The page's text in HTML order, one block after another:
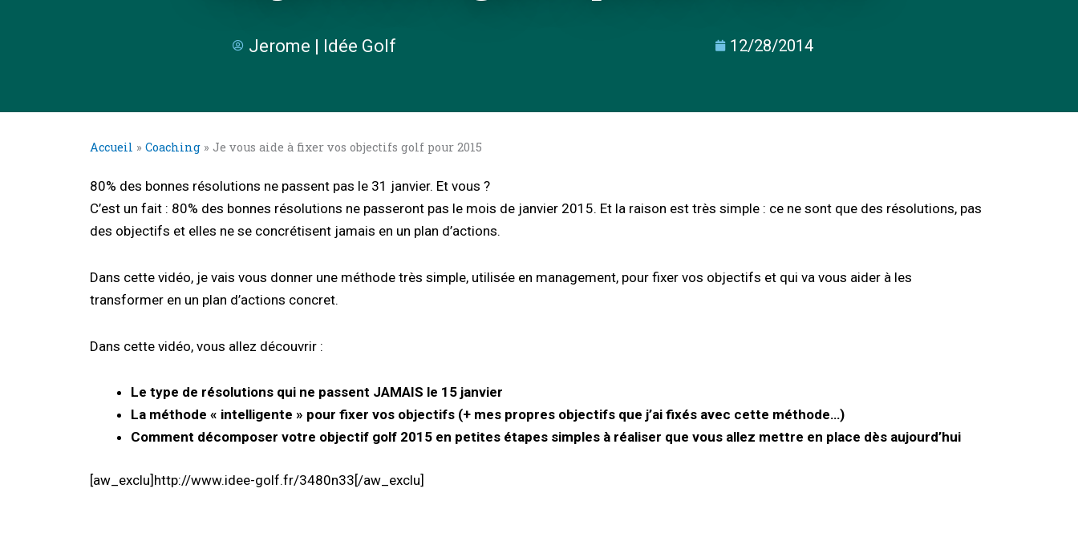
Jerome | Idée Golf 12/28/2014
Accueil » Coaching » Je vous aide à fixer vos objectifs golf pour 2015
80% des bonnes résolutions ne passent pas le 31 janvier. Et vous ?
C’est un fait : 80% des bonnes résolutions ne passeront pas le mois de janvier 2015. Et la raison est très simple : ce ne sont que des résolutions, pas
des objectifs et elles ne se concrétisent jamais en un plan d’actions.
Dans cette vidéo, je vais vous donner une méthode très simple, utilisée en management, pour fixer vos objectifs et qui va vous aider à les
transformer en un plan d’actions concret.
Dans cette vidéo, vous allez découvrir :
Le type de résolutions qui ne passent JAMAIS le 15 janvier
La méthode « intelligente » pour fixer vos objectifs (+ mes propres objectifs que j’ai fixés avec cette méthode…)
Comment décomposer votre objectif golf 2015 en petites étapes simples à réaliser que vous allez mettre en place dès aujourd’hui
[aw_exclu]http://www.idee-golf.fr/3480n33[/aw_exclu]